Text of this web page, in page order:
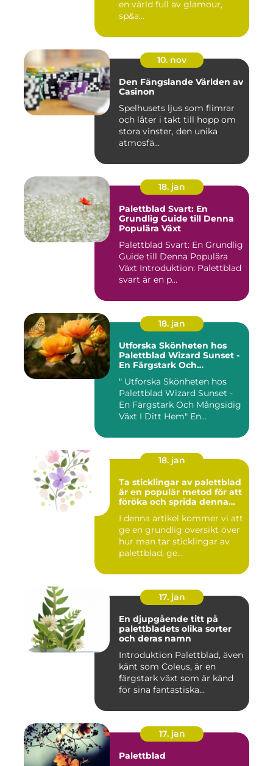
en värld full av glamour,
sp&a...
10. nov
Den Fängslande Världen av
Casinon
Spelhusets ljus som flimrar
och låter i takt till hopp om
stora vinster, den unika
atmosfä...
18. jan
Palettblad Svart: En
Grundlig Guide till Denna
Populära Växt
Palettblad Svart: En Grundlig
Guide till Denna Populära
Växt Introduktion: Palettblad
svart är en p...
18. jan
Utforska Skönheten hos
Palettblad Wizard Sunset -
En Färgstark Och
" Utforska Skönheten hos
Palettblad Wizard Sunset -
En Färgstark Och Mångsidig
Växt I Ditt Hem" En...
18. jan
Ta sticklingar av palettblad
är en populär metod för att
föröka och sprida denna
I denna artikel kommer vi att
ge en grundlig översikt över
hur man tar sticklingar av
palettblad, ge...
17. jan
En djupgående titt på
palettbladets olika sorter
och deras namn
Introduktion Palettblad, även
känt som Coleus, är en
färgstark växt som är känd
för sina fantastiska...
17. jan
Palettblad